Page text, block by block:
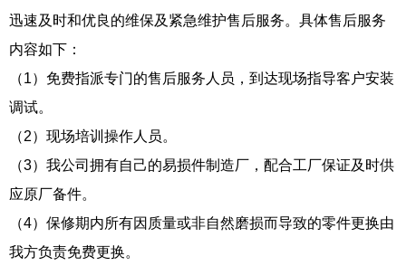
迅速及时和优良的维保及紧急维护售后服务。具体售后服务
内容如下：
（1）免费指派专门的售后服务人员，到达现场指导客户安装
调试。
（2）现场培训操作人员。
（3）我公司拥有自己的易损件制造厂，配合工厂保证及时供
应原厂备件。
（4）保修期内所有因质量或非自然磨损而导致的零件更换由
我方负责免费更换。